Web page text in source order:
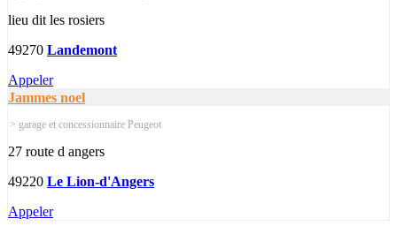
lieu dit les rosiers
49270 Landemont
Appeler
Jammes noel
> garage et concessionnaire Peugeot
27 route d angers
49220 Le Lion-d'Angers
Appeler